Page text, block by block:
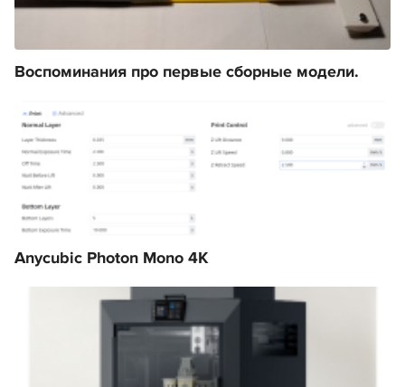
Воспоминания про первые сборные модели.
Anycubic Photon Mono 4K